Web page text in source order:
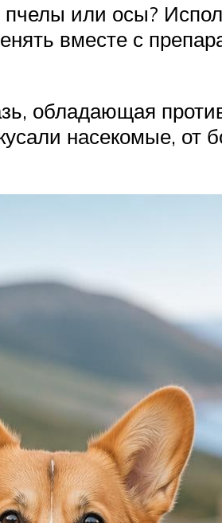
или осы?
вместе с
обладающая
насекомые,